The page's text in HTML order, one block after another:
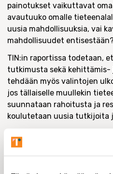
painotukset vaikuttavat
avautuuko omalle
uusia mahdollisuuksia, vai
mahdollisuudet entisestään?
TIN:in raportissa todetaan,
tutkimusta sekä
tehdään myös valintojen
jos tällaiselle muullekin
suunnataan rahoitusta ja
koulutetaan uusia tutkijoita
tiedotteessa
(4.2.2026)
Eerolamuotoili asian näin: